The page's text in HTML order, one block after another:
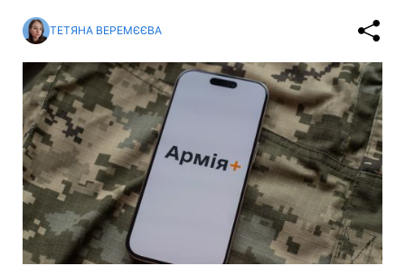
ТЕТЯНА ВЕРЕМЄЄВА